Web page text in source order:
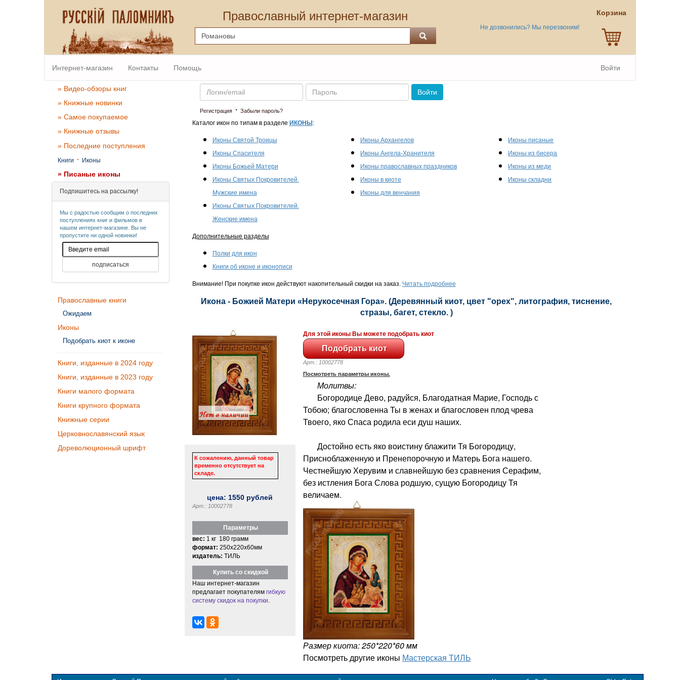
Православный интернет-магазин
Не дозвонились? Мы перезвоним!
Корзина
Интернет-магазин Контакты Помощь Войти
» Видео-обзоры книг
» Книжные новинки
» Самое покупаемое
» Книжные отзывы
» Последние поступления
Книги · Иконы
» Писаные иконы
Подпишитесь на рассылку!
Мы с радостью сообщим о последних
поступлениях книг и фильмов в
нашем интернет-магазине. Вы не
пропустите ни одной новинки!
Православные книги
Ожидаем
Иконы
Подобрать киот к иконе
Книги, изданные в 2024 году
Книги, изданные в 2023 году
Книги малого формата
Книги крупного формата
Книжные серии
Церковнославянский язык
Дореволюционный шрифт
Email Пароль
Войти
Регистрация· Забыли пароль?
Каталог икон по типам в разделе ИКОНЫ :
Иконы Святой Троицы
Иконы Спасителя
Иконы Божьей Матери
Иконы Святых Покровителей.
Мужские имена
Иконы Святых Покровителей.
Женские имена
Иконы Архангелов
Иконы Ангела-Хранителя
Иконы православных праздников
Иконы в киоте
Иконы для венчания
Иконы писаные
Иконы из бисера
Иконы из меди
Иконы складни
Дополнительные разделы
Полки для икон
Книги об иконе и иконописи
Внимание! При покупке икон действуют накопительный скидки на заказ. Читать подробнее
Икона - Божией Матери «Нерукосечная Гора». (Деревянный киот, цвет "орех", литография, тиснение,
стразы, багет, стекло. )
К сожалению, данный товар
временно отсутствует на
складе.
цена: 1550 рублей
Арт.: 10002778
Параметры
вес: 1 кг 180 грамм
формат: 250x220x60мм
издатель: ТИЛЬ
Купить со скидкой
Наш интернет-магазин
предлагает покупателям гибкую
систему скидок на покупки
Для этой иконы Вы можете подобрать киот
Арт.: 10002778
Посмотреть параметры иконы.
Молитвы:
Богородице Дево, радуйся, Благодатная Марие, Господь с
Тобою; благословенна Ты в женах и благословен плод чрева
Твоего, яко Спаса родила еси душ наших.
Достойно есть яко воистину блажити Тя Богородицу,
Присноблаженную и Пренепорочную и Матерь Бога нашего.
Честнейшую Херувим и славнейшую без сравнения Серафим,
без истления Бога Слова родшую, сущую Богородицу Тя
величаем.
Размер киота: 250*220*60 мм
Посмотреть другие иконы Мастерская ТИЛЬ